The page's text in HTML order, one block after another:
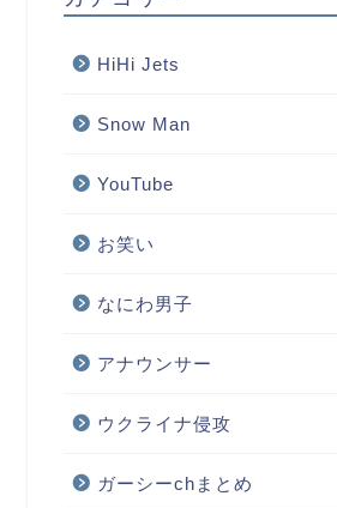
HiHi Jets
Snow Man
YouTube
お笑い
なにわ男子
アナウンサー
ウクライナ侵攻
ガーシーchまとめ